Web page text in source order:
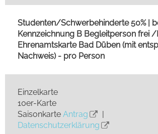
Studenten/Schwerbehinderte 50% |
Kennzeichnung B Begleitperson frei
Ehrenamtskarte Bad Düben (mit
Nachweis) - pro Person
Einzelkarte
10er-Karte
Saisonkarte Antrag
|
Datenschutzerklärung